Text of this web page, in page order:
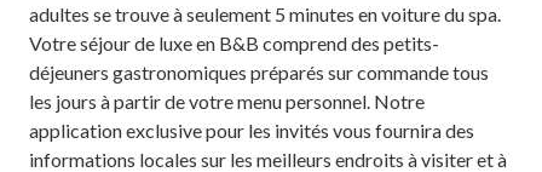
adultes se trouve à seulement 5 minutes en voiture du spa.
Votre séjour de luxe en B&B comprend des petits-
déjeuners gastronomiques préparés sur commande tous
les jours à partir de votre menu personnel. Notre
application exclusive pour les invités vous fournira des
informations locales sur les meilleurs endroits à visiter et à